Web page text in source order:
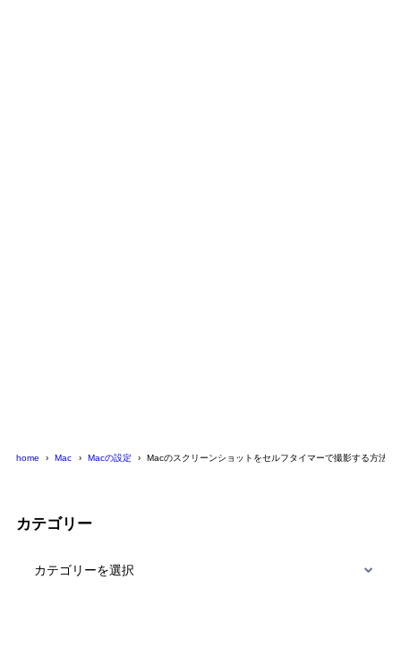
home Mac Macの設定 Macのスクリーンショットをセルフタイマーで撮影する方法
カテゴリー